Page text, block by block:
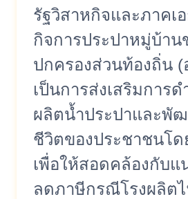
รัฐวิสาหกิจและภาคเ
กิจการประปาหมู่บ้าน
ปกครองส่วนท้องถิ่น (
เป็นการส่งเสริมการ
ผลิตน้ำประปาและพั
ชีวิตของประชาชนโด
เพื่อให้สอดคล้องกับแ
ลดภาษีกรณีโรงผลิต